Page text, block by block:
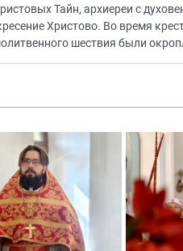
Тайн, архиереи с
Христово. Во время
шествия были